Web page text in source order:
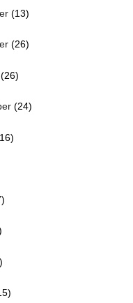
(13)
(26)
(26)
(24)